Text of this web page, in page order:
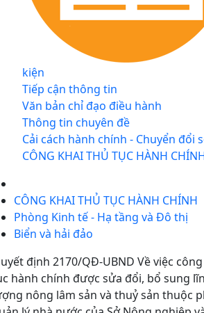
kiện
Tiếp cận thông tin
Văn bản chỉ đạo điều hành
Thông tin chuyên đề
Cải cách hành chính - Chuyển đổi
CÔNG KHAI THỦ TỤC HÀNH
CÔNG KHAI THỦ TỤC HÀNH CHÍNH
Phòng Kinh tế - Hạ tầng và Đô thị
Biển và hải đảo
định 2170/QĐ-UBND Về việc
hành chính được sửa đổi, bổ sung
nông lâm sản và thuỷ sản thuộc